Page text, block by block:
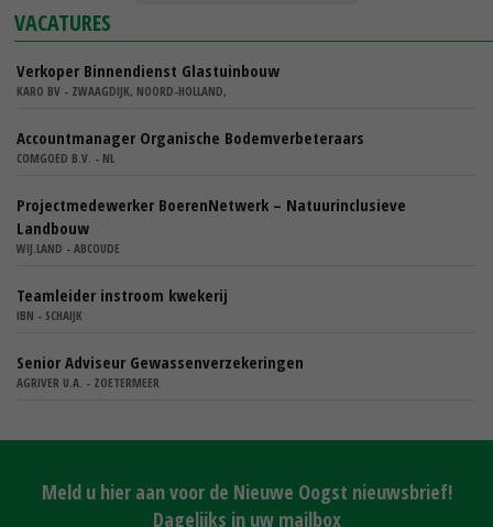
VACATURES
Verkoper Binnendienst Glastuinbouw
KARO BV - ZWAAGDIJK, NOORD-HOLLAND,
Accountmanager Organische Bodemverbeteraars
COMGOED B.V. - NL
Projectmedewerker BoerenNetwerk – Natuurinclusieve
Landbouw
WIJ.LAND - ABCOUDE
Teamleider instroom kwekerij
IBN - SCHAIJK
Senior Adviseur Gewassenverzekeringen
AGRIVER U.A. - ZOETERMEER
Meld u hier aan voor de Nieuwe Oogst nieuwsbrief!
Dagelijks in uw mailbox